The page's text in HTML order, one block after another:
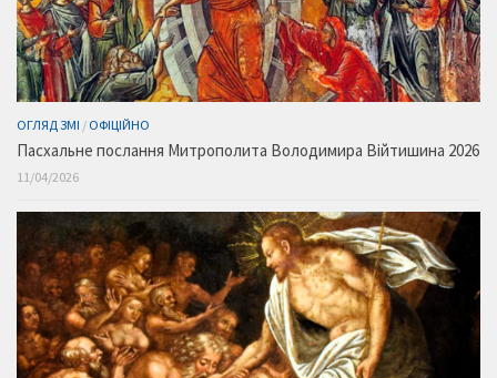
ОГЛЯД ЗМІ / ОФІЦІЙНО
Пасхальне послання Митрополита Володимира Війтишина 2026
11/04/2026